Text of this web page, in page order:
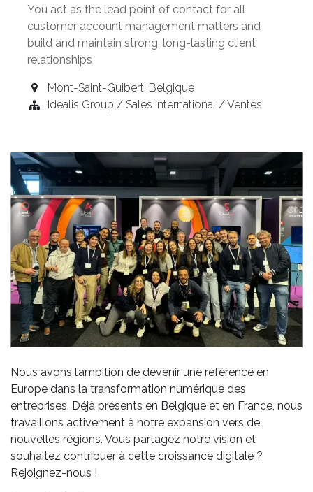
You act as the lead point of contact for all
customer account management matters and
build and maintain strong, long-lasting client
relationships
Mont-Saint-Guibert, Belgique
Idealis Group / Sales International / Ventes
Nous avons l’ambition de devenir une référence en
Europe dans la transformation numérique des
entreprises. Déjà présents en Belgique et en France, nous
travaillons activement à notre expansion vers de
nouvelles régions. Vous partagez notre vision et
souhaitez contribuer à cette croissance digitale ?
Rejoignez-nous !